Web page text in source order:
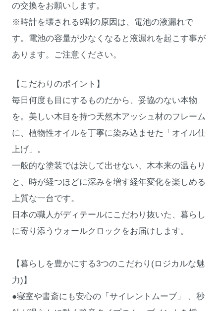
の交換をお願いします。
※時計を壊される9割の原因は、電池の液漏れで
す。電池の容量が少なくなると液漏れを起こす事が
あります。ご注意ください。
【こだわりのポイント】
毎日何度も目にするものだから、妥協のない本物
を。美しい木目を持つ天然木アッシュ材のフレーム
に、植物性オイルを丁寧に染み込ませた「オイル仕
上げ」。
一般的な塗装では決して出せない、木本来の温もり
と、時が経つほどに深みを増す経年変化を楽しめる
上質な一台です。
日本の職人がディテールにこだわり抜いた、暮らし
に寄り添うウォールクロックをお届けします。
【暮らしを豊かにする3つのこだわり(ロジカルな魅
力)】
●寝室や書斎にも安心の「サイレントムーブ」 、秒